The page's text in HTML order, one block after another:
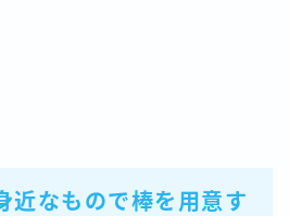
近なもので棒を用意す